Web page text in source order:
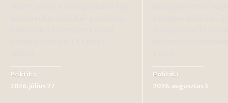
Politika
2026. július 27
Politika
2026. augusztus 3